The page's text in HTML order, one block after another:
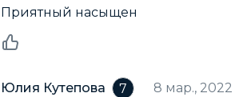
Приятный насыщен
Юлия Кутепова 7
8 мар., 2022